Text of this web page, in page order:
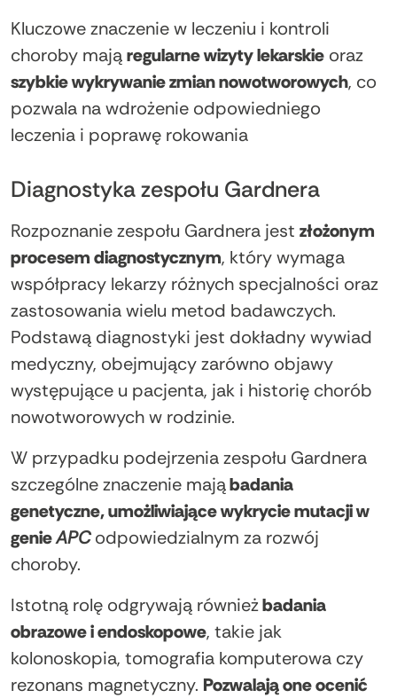
Kluczowe znaczenie w leczeniu i kontroli
choroby mająregularne wizyty lekarskie oraz
szybkie wykrywanie zmian nowotworowych, co
pozwala na wdrożenie odpowiedniego
leczenia i poprawę rokowania
Diagnostyka zespołu Gardnera
Rozpoznanie zespołu Gardnera jest złożonym
procesem diagnostycznym, który wymaga
współpracy lekarzy różnych specjalności oraz
zastosowania wielu metod badawczych.
Podstawą diagnostyki jest dokładny wywiad
medyczny, obejmujący zarówno objawy
występujące u pacjenta, jak i historię chorób
nowotworowych w rodzinie.
W przypadku podejrzenia zespołu Gardnera
szczególne znaczenie mająbadania
genetyczne, umożliwiające wykrycie mutacji w
genieAPCodpowiedzialnym za rozwój
choroby.
Istotną rolę odgrywają równieżbadania
obrazowe i endoskopowe, takie jak
kolonoskopia, tomografia komputerowa czy
rezonans magnetyczny. Pozwalają one ocenić